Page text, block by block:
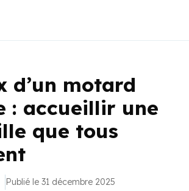
d’un motard
: accueillir une
que tous
Publié le 31 décembre 2025